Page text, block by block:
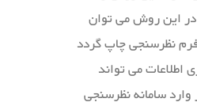
این روش می توان
نظرسنجی چاپ گردد
می تواند
سامانه نظرسنجی